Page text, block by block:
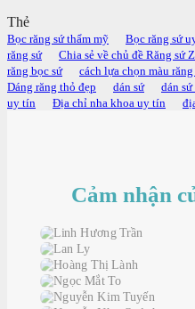
Thẻ
Bọc răng sứ thẩm mỹ Bọc răng sứ
răng sứ
Chia sẻ về chủ đề Răng sứ
răng bọc sứ
cách lựa chọn màu
Dáng răng thỏ đẹp
dán sứ dán sứ
uy tín
Địa chỉ nha khoa uy tín
Cảm nhận